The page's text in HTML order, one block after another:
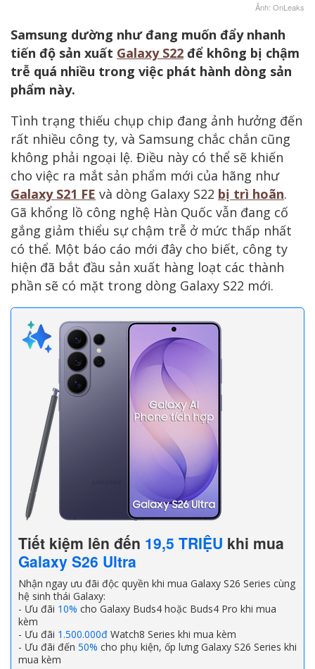
Ảnh: OnLeaks
Samsung dường như đang muốn đẩy nhanh
tiến độ sản xuất Galaxy S22 để không bị chậm
trễ quá nhiều trong việc phát hành dòng sản
phẩm này.
Tình trạng thiếu chụp chip đang ảnh hưởng đến
rất nhiều công ty, và Samsung chắc chắn cũng
không phải ngoại lệ. Điều này có thể sẽ khiến
cho việc ra mắt sản phẩm mới của hãng như
Galaxy S21 FE và dòng Galaxy S22 bị trì hoãn.
Gã khổng lồ công nghệ Hàn Quốc vẫn đang cố
gắng giảm thiểu sự chậm trễ ở mức thấp nhất
có thể. Một báo cáo mới đây cho biết, công ty
hiện đã bắt đầu sản xuất hàng loạt các thành
phần sẽ có mặt trong dòng Galaxy S22 mới.
Tiết kiệm lên đến 19,5 TRIỆU khi mua
Galaxy S26 Ultra
Nhận ngay ưu đãi độc quyền khi mua Galaxy S26 Series cùng
hệ sinh thái Galaxy:
- Ưu đãi 10% cho Galaxy Buds4 hoặc Buds4 Pro khi mua
kèm
- Ưu đãi 1.500.000đ Watch8 Series khi mua kèm
- Ưu đãi đến 50% cho phụ kiện, ốp lưng Galaxy S26 Series khi
mua kèm